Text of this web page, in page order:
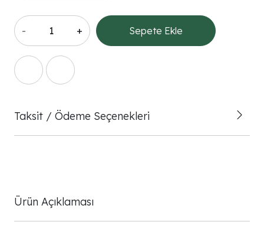
- + Sepete Ekle
Taksit / Ödeme Seçenekleri
Ürün Açıklaması